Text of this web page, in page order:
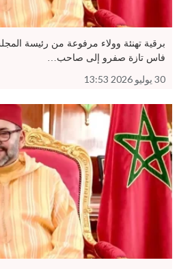
برقية تهنئة وولاء مرفوعة من رئيسة
فاس تازة صفرو إلى صاحب…
30 يوليو 2026 13:53